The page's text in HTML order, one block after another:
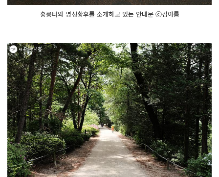
홍릉터와 명성황후를 소개하고 있는 안내문 ⓒ김아름